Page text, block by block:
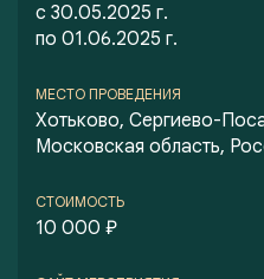
с 30.05.2025 г.
по 01.06.2025 г.
МЕСТО ПРОВЕДЕНИЯ
Хотьково, Сергиево-
Московская область,
СТОИМОСТЬ
10 000 ₽